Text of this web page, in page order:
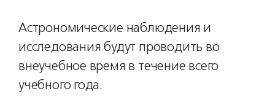
Астрономические наблюдения и
исследования будут проводить во
внеучебное время в течение всего
учебного года.